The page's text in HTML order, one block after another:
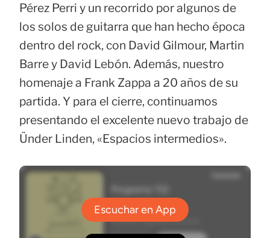
Pérez Perri y un recorrido por algunos de
los solos de guitarra que han hecho época
dentro del rock, con David Gilmour, Martin
Barre y David Lebón. Además, nuestro
homenaje a Frank Zappa a 20 años de su
partida. Y para el cierre, continuamos
presentando el excelente nuevo trabajo de
Ünder Linden, «Espacios intermedios».